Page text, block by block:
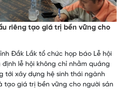
riêng tạo giá trị bền vững cho
Đắk Lắk tổ chức họp báo Lễ hội
lễ hội không chỉ nhằm quảng
tới xây dựng hệ sinh thái ngành
tạo giá trị bền vững cho người sản